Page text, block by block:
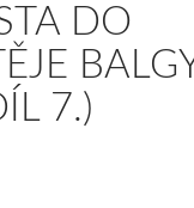
DO
7.)